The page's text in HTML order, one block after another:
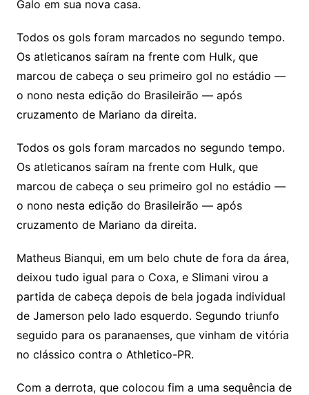
sr
o
m
l
Galo em sua nova casa.
Todos os gols foram marcados no segundo tempo.
Os atleticanos saíram na frente com Hulk, que
marcou de cabeça o seu primeiro gol no estádio —
o nono nesta edição do Brasileirão — após
cruzamento de Mariano da direita.
Todos os gols foram marcados no segundo tempo.
Os atleticanos saíram na frente com Hulk, que
marcou de cabeça o seu primeiro gol no estádio —
o nono nesta edição do Brasileirão — após
cruzamento de Mariano da direita.
Matheus Bianqui, em um belo chute de fora da área,
deixou tudo igual para o Coxa, e Slimani virou a
partida de cabeça depois de bela jogada individual
de Jamerson pelo lado esquerdo. Segundo triunfo
seguido para os paranaenses, que vinham de vitória
no clássico contra o Athletico-PR.
Com a derrota, que colocou fim a uma sequência de